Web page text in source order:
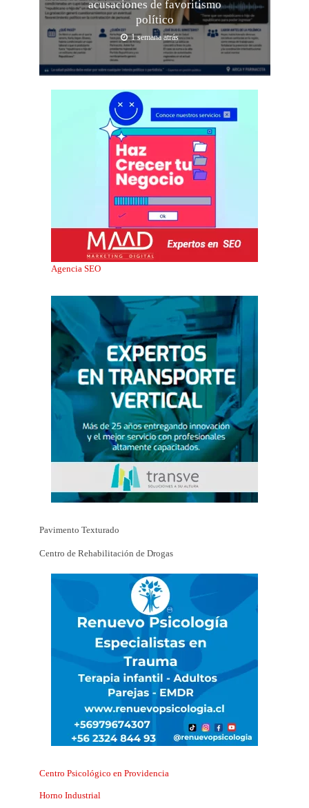
acusaciones de favoritismo
político
1 semana atrás
Agencia SEO
Pavimento Texturado
Centro de Rehabilitación de Drogas
Centro Psicológico en Providencia
Horno Industrial